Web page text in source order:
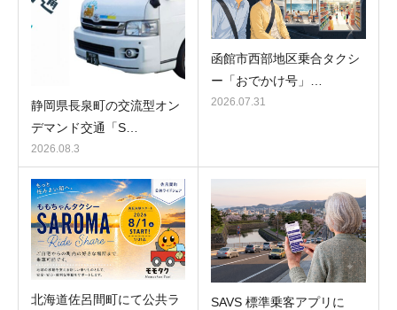
静岡県長泉町の交流型オン
デマンド交通「S…
2026.08.3
函館市西部地区乗合タクシ
ー「おでかけ号」…
2026.07.31
北海道佐呂間町にて公共ラ
SAVS 標準乗客アプリに